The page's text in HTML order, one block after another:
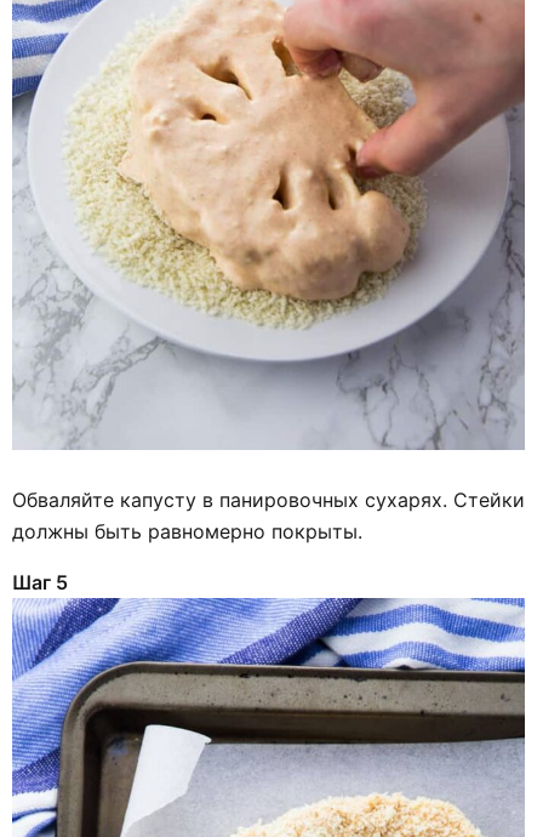
Обваляйте капусту в панировочных сухарях. Стейки
должны быть равномерно покрыты.
Шаг 5